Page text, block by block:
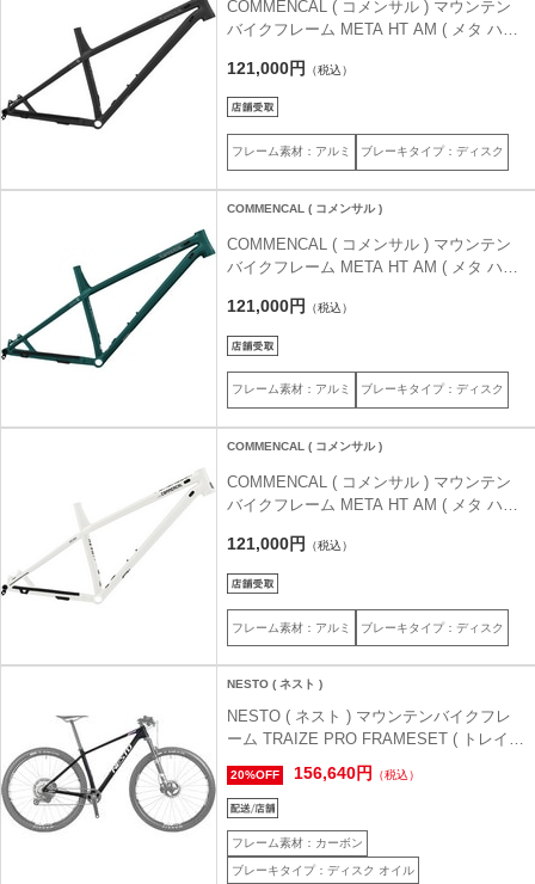
COMMENCAL ( コメンサル ) マウンテン
バイクフレーム META HT AM ( メタ ハー
(身長目安168-180cm前後)
121,000円 （税込）
フレーム素材：アルミ ブレーキタイプ：ディスク
COMMENCAL ( コメンサル )
COMMENCAL ( コメンサル ) マウンテン
バイクフレーム META HT AM ( メタ ハー
29/27 (身長目安158-170cm前後)
121,000円 （税込）
フレーム素材：アルミ ブレーキタイプ：ディスク
COMMENCAL ( コメンサル )
COMMENCAL ( コメンサル ) マウンテン
バイクフレーム META HT AM ( メタ ハー
(身長目安158-170cm前後)
121,000円 （税込）
フレーム素材：アルミ ブレーキタイプ：ディスク
NESTO ( ネスト )
NESTO ( ネスト ) マウンテンバイクフレ
ーム TRAIZE PRO FRAMESET ( トレイズ
プロ フレームセット ) マットブラック
17inch ( 身長目安175cm前後 )
20%OFF 156,640円 （税込）
フレーム素材：カーボン
ブレーキタイプ：ディスク オイル